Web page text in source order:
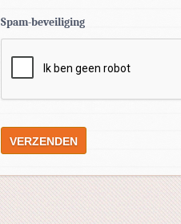
Spam-beveiliging